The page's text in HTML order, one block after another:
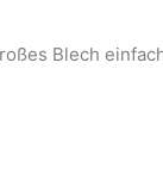
Blech